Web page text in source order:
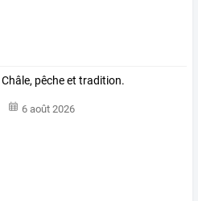
Châle, pêche et tradition.
6 août 2026